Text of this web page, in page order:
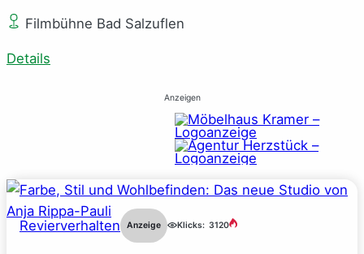
Filmbühne Bad Salzuflen
Details
Anzeigen
Revierverhalten Anzeige Klicks: 3120